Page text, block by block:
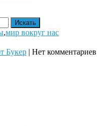
,мир вокруг нас
Букер | Нет комментариев